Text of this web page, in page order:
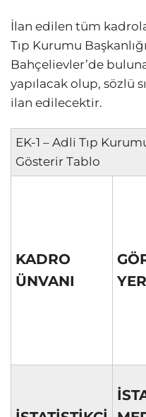
İlan edilen tüm
Tıp Kurumu
Bahçelievler’de
yapılacak olup, sözlü
ilan edilecektir.
EK-1 – Adli Tıp
Gösterir Tablo
KADRO
ÜNVANI